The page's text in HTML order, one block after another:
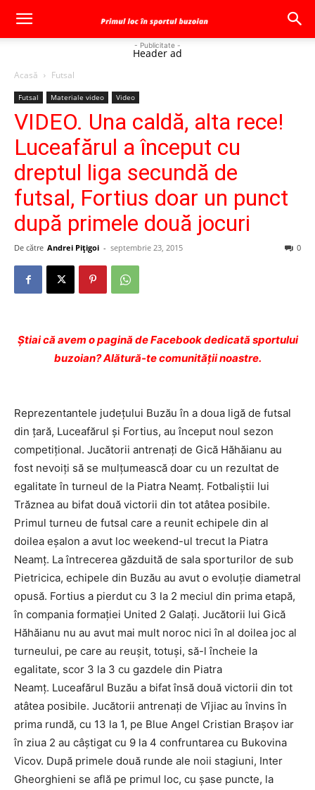
- Publicitate -
Header ad
Acasă Futsal
Futsal Materiale video Video
VIDEO. Una caldă, alta rece!
Luceafărul a început cu
dreptul liga secundă de
futsal, Fortius doar un punct
după primele două jocuri
De către Andrei Pițigoi - septembrie 23, 2015 0
Ştiai că avem o pagină de Facebook dedicată sportului
buzoian? Alătură-te comunității noastre.
Reprezentantele judeţului Buzău în a doua ligă de futsal
din ţară, Luceafărul şi Fortius, au început noul sezon
competiţional. Jucătorii antrenaţi de Gică Hăhăianu au
fost nevoiţi să se mulţumească doar cu un rezultat de
egalitate în turneul de la Piatra Neamţ. Fotbaliştii lui
Trăznea au bifat două victorii din tot atâtea posibile.
Primul turneu de futsal care a reunit echipele din al
doilea eşalon a avut loc weekend-ul trecut la Piatra
Neamţ. La întrecerea găzduită de sala sporturilor de sub
Pietricica, echipele din Buzău au avut o evoluţie diametral
opusă. Fortius a pierdut cu 3 la 2 meciul din prima etapă,
în compania formaţiei United 2 Galaţi. Jucătorii lui Gică
Hăhăianu nu au avut mai mult noroc nici în al doilea joc al
turneului, pe care au reuşit, totuşi, să-l încheie la
egalitate, scor 3 la 3 cu gazdele din Piatra
Neamţ. Luceafărul Buzău a bifat însă două victorii din tot
atâtea posibile. Jucătorii antrenaţi de Vîjiac au învins în
prima rundă, cu 13 la 1, pe Blue Angel Cristian Braşov iar
în ziua 2 au câştigat cu 9 la 4 confruntarea cu Bukovina
Vicov. După primele două runde ale noii stagiuni, Inter
Gheorghieni se află pe primul loc, cu şase puncte, la